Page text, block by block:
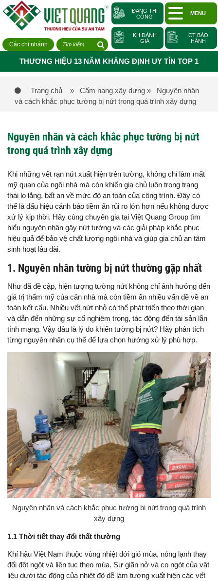
Các chi nhánh
ĐANG THI
CÔNG
MENU
KH ĐÁNH
GIÁ
CT BẢO
HÀNH
THƯƠNG HIỆU 13 NĂM KHẲNG ĐỊNH UY TÍN TOP 1
Trang chủ » Cẩm nang xây dựng » Nguyên nhân
và cách khắc phục tường bị nứt trong quá trình xây dựng
Nguyên nhân và cách khắc phục tường bị nứt
trong quá trình xây dựng
Khi những vết rạn nứt xuất hiện trên tường, không chỉ làm mất
mỹ quan của ngôi nhà mà còn khiến gia chủ luôn trong trạng
thái lo lắng, bất an về mức độ an toàn của công trình. Đây có
thể là dấu hiệu cảnh báo tiềm ẩn rủi ro lớn hơn nếu không được
xử lý kịp thời. Hãy cùng chuyên gia tại Việt Quang Group tìm
hiểu nguyên nhân gây nứt tường và các giải pháp khắc phục
hiệu quả để bảo vệ chất lượng ngôi nhà và giúp gia chủ an tâm
sinh hoạt lâu dài.
1. Nguyên nhân tường bị nứt thường gặp nhất
Như đã đề cập, hiện tượng tường nứt không chỉ ảnh hưởng đến
giá trị thẩm mỹ của căn nhà mà còn tiềm ẩn nhiều vấn đề về an
toàn kết cấu. Nhiều vết nứt nhỏ có thể phát triển theo thời gian
và dẫn đến những sự cố nghiêm trọng, tác động đến tài sản lẫn
tính mạng. Vậy đâu là lý do khiến tường bị nứt? Hãy phân tích
từng nguyên nhân cụ thể để lựa chọn hướng xử lý phù hợp.
Nguyên nhân và cách khắc phục tường bị nứt trong quá trình
xây dựng
1.1 Thời tiết thay đổi thất thường
Khí hậu Việt Nam thuộc vùng nhiệt đới gió mùa, nóng lạnh thay
đổi đột ngột và liên tục theo mùa. Sự giãn nở và co ngót của vật
liệu dưới tác động của nhiệt độ dễ làm tường xuất hiện các vết